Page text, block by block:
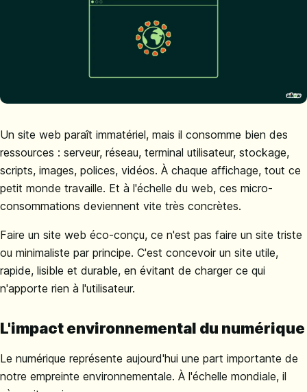
Un site web paraît immatériel, mais il consomme bien des
ressources : serveur, réseau, terminal utilisateur, stockage,
scripts, images, polices, vidéos. À chaque affichage, tout ce
petit monde travaille. Et à l'échelle du web, ces micro-
consommations deviennent vite très concrètes.
Faire un site web éco-conçu, ce n'est pas faire un site triste
ou minimaliste par principe. C'est concevoir un site utile,
rapide, lisible et durable, en évitant de charger ce qui
n'apporte rien à l'utilisateur.
L'impact environnemental du numérique
Le numérique représente aujourd'hui une part importante de
notre empreinte environnementale. À l'échelle mondiale, il